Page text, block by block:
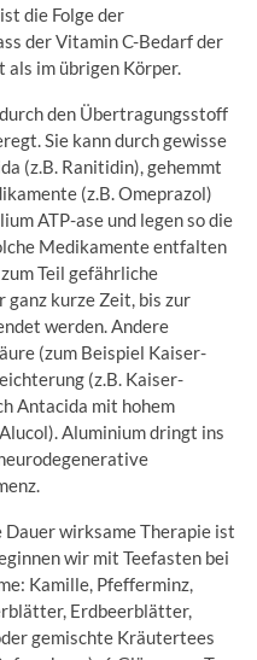
die Folge der
der Vitamin C-Bedarf der
im übrigen Körper.
den Übertragungsstoff
Sie kann durch gewisse
(z.B. Ranitidin), gehemmt
(z.B. Omeprazol)
ATP-ase und legen so die
Medikamente entfalten
Teil gefährliche
ganz kurze Zeit, bis zur
werden. Andere
(zum Beispiel Kaiser-
(z.B. Kaiser-
Antacida mit hohem
Aluminium dringt ins
Dauer wirksame Therapie ist
wir mit Teefasten bei
Kamille, Pfefferminz,
Erdbeerblätter,
gemischte Kräutertees